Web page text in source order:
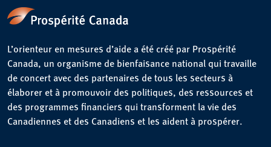
L’orienteur en mesures d’aide a été créé par Prospérité
Canada, un organisme de bienfaisance national qui travaille
de concert avec des partenaires de tous les secteurs à
élaborer et à promouvoir des politiques, des ressources et
des programmes financiers qui transforment la vie des
Canadiennes et des Canadiens et les aident à prospérer.